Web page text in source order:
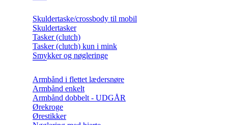
Skuldertaske/crossbody til mobil
Skuldertasker
Tasker (clutch)
Tasker (clutch) kun i mink
Smykker og nøgleringe
Armbånd i flettet lædersnøre
Armbånd enkelt
Armbånd dobbelt - UDGÅR
Ørekroge
Ørestikker